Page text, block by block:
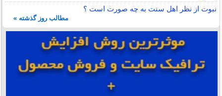
نبوت از نظر اهل سنت به چه صورت است ؟
مطالب روز گذشته »